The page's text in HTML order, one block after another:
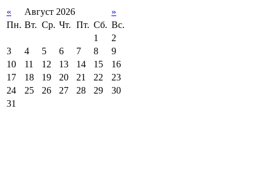
« Август 2026
»
Пн. Вт. Ср. Чт. Пт. Сб. Вс.
1
2
3
4 5 6 7 8
9
10
11 12 13 14 15
16
17
18 19 20 21 22
23
24
25 26 27 28 29
30
31